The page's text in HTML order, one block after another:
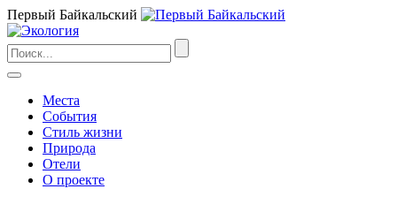
Первый Байкальский
Места
События
Стиль жизни
Природа
Отели
О проекте